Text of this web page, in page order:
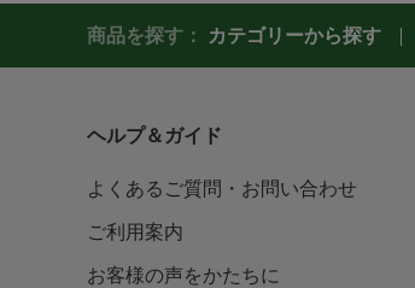
商品を探す： カテゴリーから探す
ヘルプ＆ガイド
よくあるご質問・お問い合わせ
ご利用案内
お客様の声をかたちに